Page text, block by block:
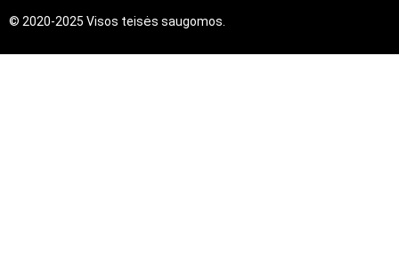
© 2020-2025 Visos teisės saugomos.